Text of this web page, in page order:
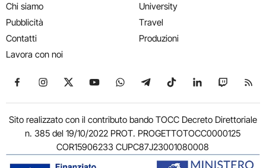
Chi siamo
Pubblicità
Contatti
Lavora con noi
University
Travel
Produzioni
Seguici su Facebook
Seguici su Instagram
Seguici su X
Seguici su YouTube
Seguici su WhatsApp
Seguici su Telegram
Seguici su TikTok
Seguici su
Seguici
Sito realizzato con il contributo bando TOCC Decreto Direttoriale
n. 385 del 19/10/2022 PROT. PROGETTOTOCC0000125
COR15906233 CUPC87J23001080008